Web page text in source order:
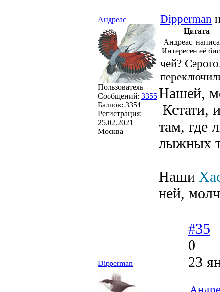
Андреас
Пользователь
Сообщений: 3355
Баллов: 3354
Регистрация:
25.02.2021
Москва
Dipperman
Цитата
Андреас
Интересен её
чей?
Нашей,
Кстати,
там, где
лыжных
Наши
ней,
Dipperman
#35
0
23